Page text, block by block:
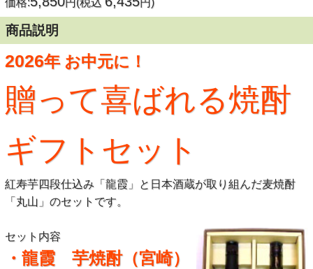
価格: 円(税込 円)
商品説明
2026年 お中元に！
贈って喜ばれる焼酎
ギフトセット
紅寿芋四段仕込み「龍霞」と日本酒蔵が取り組んだ麦焼酎
「丸山」のセットです。
セット内容
・龍霞 芋焼酎（宮崎）